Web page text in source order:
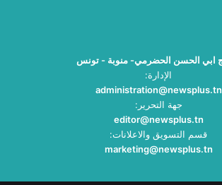
الإدارة:
administration@newsplus.tn
جهة التحرير:
editor@newsplus.tn
قسم التسويق والاعلانات:
marketing@newsplus.tn